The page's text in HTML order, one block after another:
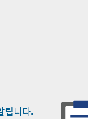
립니다.